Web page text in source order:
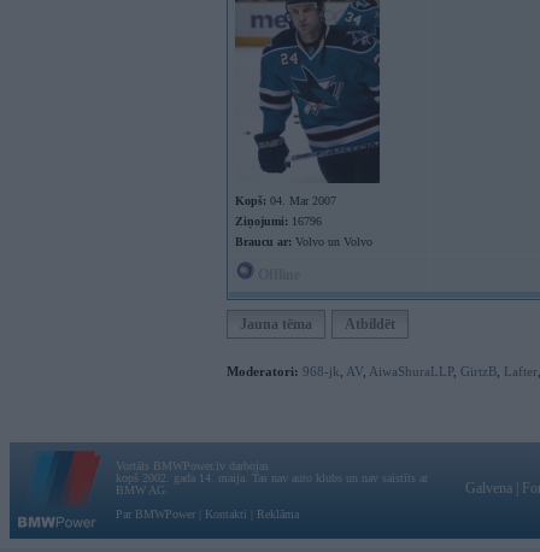
Kopš: 04. Mar 2007
Ziņojumi: 16796
Braucu ar: Volvo un Volvo
Jauna tēma Atbildēt
Moderatori: 968-jk AV AiwaShuraLLP, GirtzB Lafter
Vortāls BMWPower.lv darbojas
kopš 2002. gada 14. maija. Tas nav auto klubs un nav saistīts ar
BMW AG.
Par BMWPower
Kontakti Reklāma
Galvena